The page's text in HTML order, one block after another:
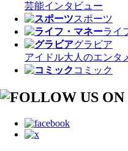
芸能インタビュー
スポーツ
ライ
グラビア
アイドル大人のエンタ
コミック